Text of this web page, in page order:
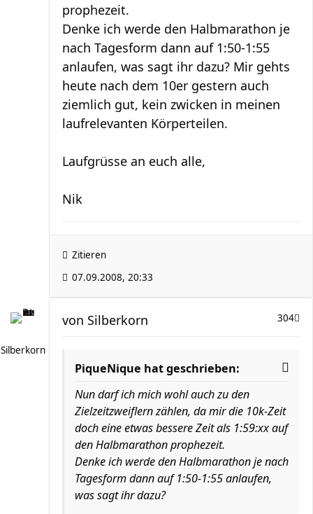
prophezeit.
Denke ich werde den Halbmarathon je
nach Tagesform dann auf 1:50-1:55
anlaufen, was sagt ihr dazu? Mir gehts
heute nach dem 10er gestern auch
ziemlich gut, kein zwicken in meinen
laufrelevanten Körperteilen.
Laufgrüsse an euch alle,
Nik
Zitieren
07.09.2008, 20:33
Silberkorn
304
von Silberkorn
PiqueNique hat geschrieben:
Nun darf ich mich wohl auch zu den
Zielzeitzweiflern zählen, da mir die 10k-Zeit
doch eine etwas bessere Zeit als 1:59:xx auf
den Halbmarathon prophezeit.
Denke ich werde den Halbmarathon je nach
Tagesform dann auf 1:50-1:55 anlaufen,
was sagt ihr dazu?